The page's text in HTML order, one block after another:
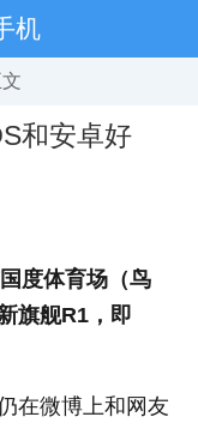
机
和安卓好
度体育场（鸟
旗舰R1，即
在微博上和网友